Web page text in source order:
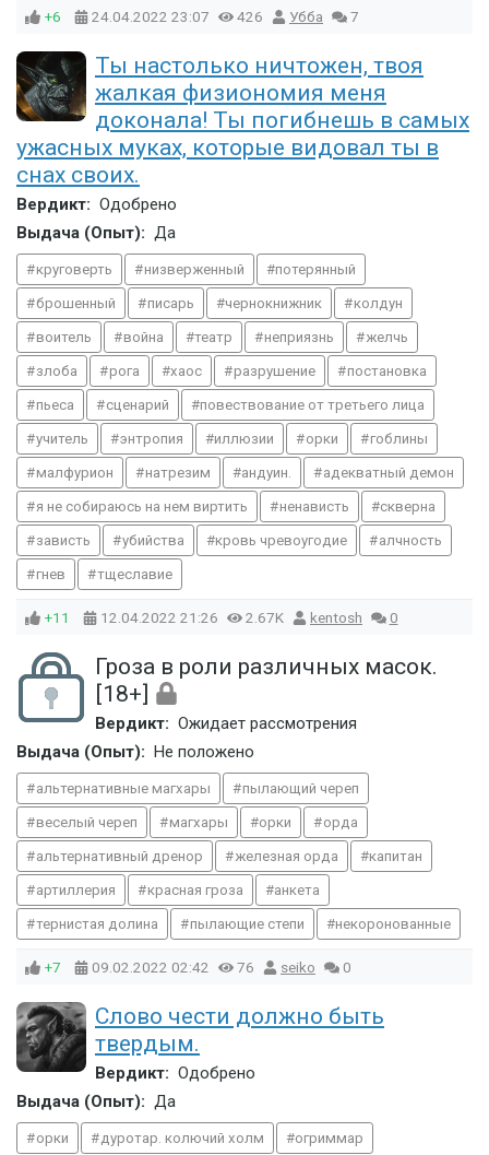
+6 24.04.2022 23:07 426 Убба 7
Ты настолько ничтожен, твоя
жалкая физиономия меня
доконала! Ты погибнешь в самых
ужасных муках, которые видовал ты в
снах своих.
Вердикт: Одобрено
Выдача (Опыт): Да
круговерть низверженный потерянный
брошенный писарь чернокнижник колдун
воитель война театр неприязнь желчь
злоба рога хаос разрушение постановка
пьеса сценарий повествование от третьего лица
учитель энтропия иллюзии орки гоблины
малфурион натрезим андуин. адекватный демон
я не собираюсь на нем виртить ненависть скверна
зависть убийства кровь чревоугодие алчность
гнев тщеславие
+11 12.04.2022 21:26 2.67K kentosh 0
Гроза в роли различных масок.
[18+]
Вердикт: Ожидает рассмотрения
Выдача (Опыт):
Не положено
альтернативные магхары пылающий череп
веселый череп магхары орки орда
альтернативный дренор железная орда капитан
артиллерия красная гроза анкета
тернистая долина пылающие степи некоронованные
+7 09.02.2022 02:42 76 seiko 0
Слово чести должно быть
твердым.
Вердикт: Одобрено
Выдача (Опыт): Да
орки дуротар. колючий холм огриммар